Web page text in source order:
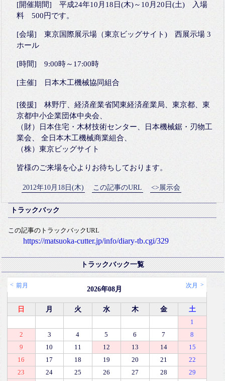
[開催期間] 平成24年10月18日(木)～10月20日(土) 入場
料 500円です。
[会場] 東京国際展示場（東京ビッグサイト) 西展示場 3
ホール
[時間] 9:00時～17:00時
[主催] 日本木工機械協同組合
[後援] 林野庁、経済産業省関東経済産業局、東京都、東
京都中小企業団体中央会、
（財）日本住宅・木材技術センター、日本機械鋸・刃物工
業会、 全日本木工機械商業組合、
（株）東京ビッグサイト
皆様のご来場を心よりお待ちしております。
2012年10月18日(木) この記事のURL <>展示会
トラックバック
この記事のトラックバックURL
https://matsuoka-cutter.jp/info/diary-tb.cgi/329
トラックバック一覧
2026年08月
前月 次月
日 月 火 水 木 金 土
1
2
3 4 5 6 7
8
9
10 11 12 13 14
15
16
17 18 19 20 21
22
23
24 25 26 27 28
29